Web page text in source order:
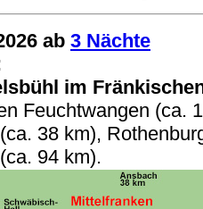
ab 3 Nächte
im
Feuchtwangen (ca.
38 km),
(ca. 94 km).